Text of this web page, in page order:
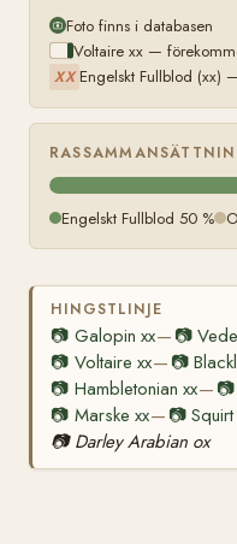
Foto finns i databasen
Voltaire xx —
XX Engelskt Fullblod (xx)
Engelskt Fullblod 50 %
HINGSTLINJE
📷 Galopin xx— 📷
📷 Voltaire xx— 📷
📷 Hambletonian xx— 📷
📷 Marske xx— 📷
📷 Darley Arabian ox